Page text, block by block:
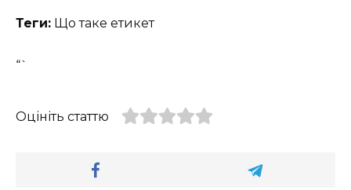
Теги: Що таке етикет
“`
Оцініть статтю